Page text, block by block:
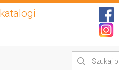
katalogi